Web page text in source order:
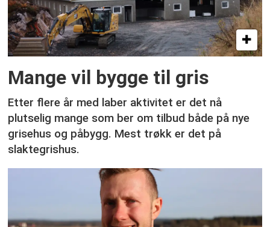
Mange vil bygge til gris
Etter flere år med laber aktivitet er det nå
plutselig mange som ber om tilbud både på nye
grisehus og påbygg. Mest trøkk er det på
slaktegrishus.